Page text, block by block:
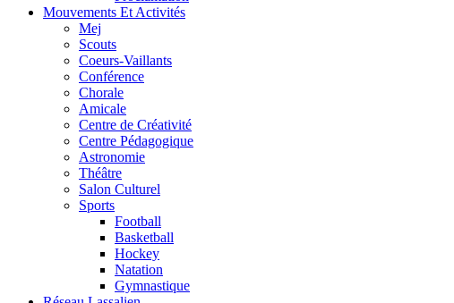
Mouvements Et Activités
Mej
Scouts
Coeurs-Vaillants
Conférence
Chorale
Amicale
Centre de Créativité
Centre Pédagogique
Astronomie
Théâtre
Salon Culturel
Sports
Football
Basketball
Hockey
Natation
Gymnastique